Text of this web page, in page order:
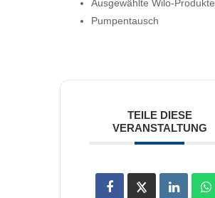
Ausgewählte Wilo-Produkte
Pumpentausch
TEILE DIESE
VERANSTALTUNG